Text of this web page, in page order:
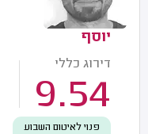
יוסף
דירוג כללי
9.54
פנוי לאיטום השבוע